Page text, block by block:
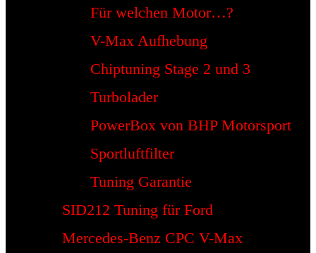
Für welchen Motor…?
V-Max Aufhebung
Chiptuning Stage 2 und 3
Turbolader
PowerBox von BHP Motorsport
Sportluftfilter
Tuning Garantie
SID212 Tuning für Ford
Mercedes-Benz CPC V-Max